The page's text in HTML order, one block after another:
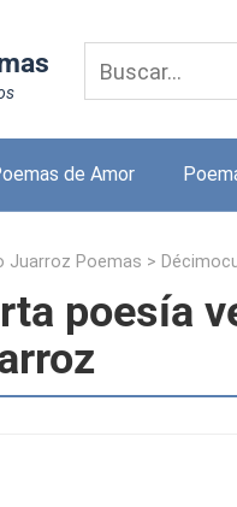
de Amor
Juarroz Poemas >
poesía